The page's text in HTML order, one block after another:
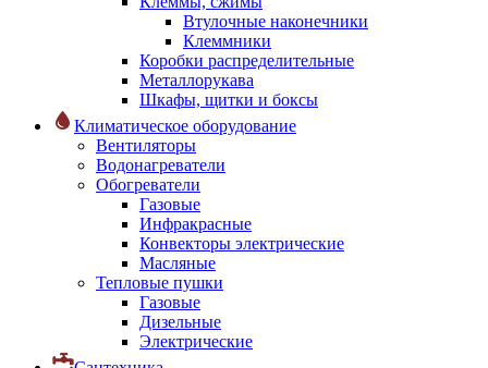
Втулочные наконечники
Клеммники
Коробки распределительные
Металлорукава
Шкафы, щитки и боксы
Климатическое оборудование
Вентиляторы
Водонагреватели
Обогреватели
Газовые
Инфракрасные
Конвекторы электрические
Масляные
Тепловые пушки
Газовые
Дизельные
Электрические